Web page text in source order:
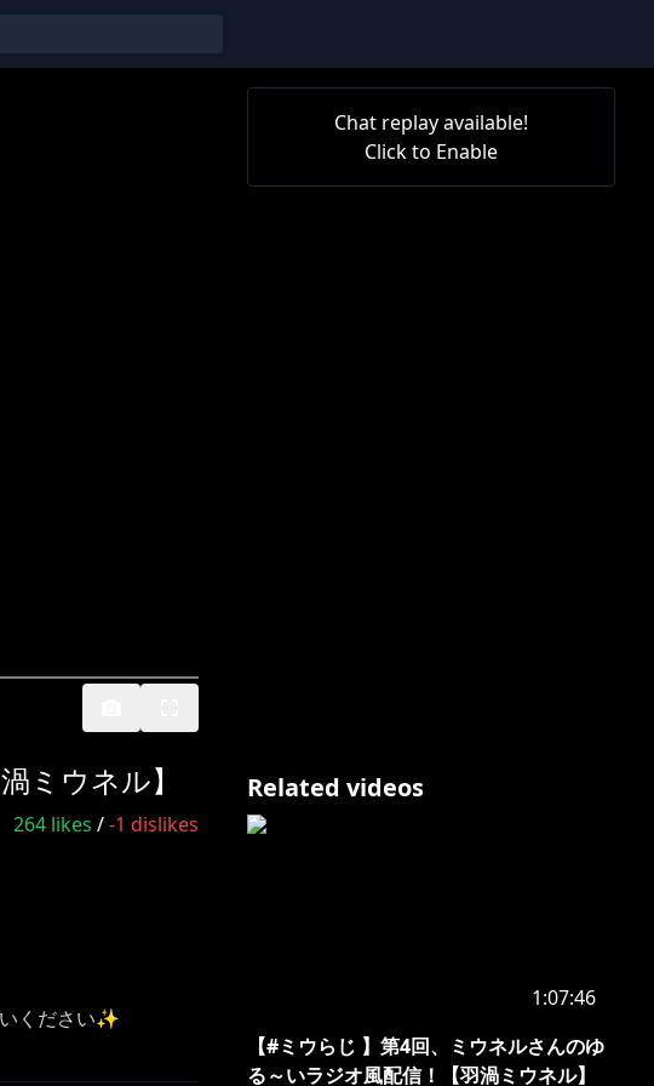
Chat replay available!
Click to Enable
ミウネル】
264 likes /-1 dislikes
ください✨️
Related videos
1:07:46
【#ミウらじ 】第4回、ミウネルさんのゆ
る～いラジオ風配信！【羽渦ミウネル】